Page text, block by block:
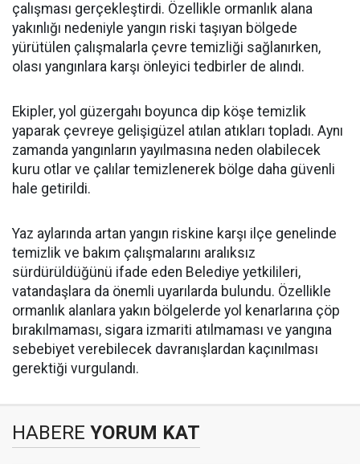
çalışması gerçekleştirdi. Özellikle ormanlık alana
yakınlığı nedeniyle yangın riski taşıyan bölgede
yürütülen çalışmalarla çevre temizliği sağlanırken,
olası yangınlara karşı önleyici tedbirler de alındı.
Ekipler, yol güzergahı boyunca dip köşe temizlik
yaparak çevreye gelişigüzel atılan atıkları topladı. Aynı
zamanda yangınların yayılmasına neden olabilecek
kuru otlar ve çalılar temizlenerek bölge daha güvenli
hale getirildi.
Yaz aylarında artan yangın riskine karşı ilçe genelinde
temizlik ve bakım çalışmalarını aralıksız
sürdürüldüğünü ifade eden Belediye yetkilileri,
vatandaşlara da önemli uyarılarda bulundu. Özellikle
ormanlık alanlara yakın bölgelerde yol kenarlarına çöp
bırakılmaması, sigara izmariti atılmaması ve yangına
sebebiyet verebilecek davranışlardan kaçınılması
gerektiği vurgulandı.
HABERE YORUM KAT